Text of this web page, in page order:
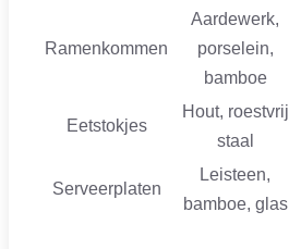
Ramenkommen
Aardewerk,
porselein,
bamboe
Eetstokjes
Hout, roestvrij
staal
Serveerplaten
Leisteen,
bamboe, glas